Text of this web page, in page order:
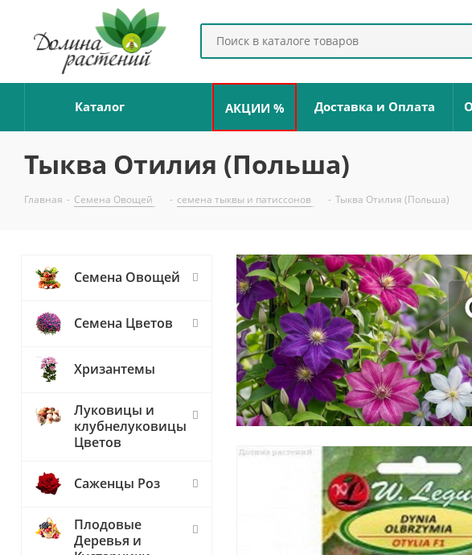
Каталог АКЦИИ % Доставка и Оплата
Тыква Отилия (Польша)
Главная - Семена Овощей - семена тыквы и патиссонов - Тыква Отилия (Польша)
Семена Овощей
Семена Цветов
Хризантемы
Луковицы и
клубнелуковицы
Цветов
Саженцы Роз
Плодовые
Деревья и